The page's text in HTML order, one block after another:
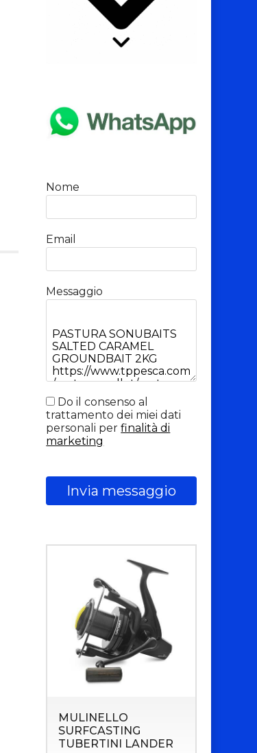
Nome
Email
Messaggio
Do il consenso al
trattamento dei miei dati
personali perfinalità di
marketing
Invia messaggio
MULINELLO
SURFCASTING
TUBERTINI LANDER